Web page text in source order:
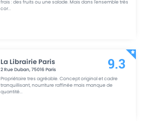
frais : des fruits ou une salade. Mais dans l'ensemble très
cor...
La Librairie Paris
2 Rue Duban,75016Paris
Propriétaire tres agréable. Concept original et cadre
tranquillisant, nourriture raffinée mais manque de
quantité...
9.3